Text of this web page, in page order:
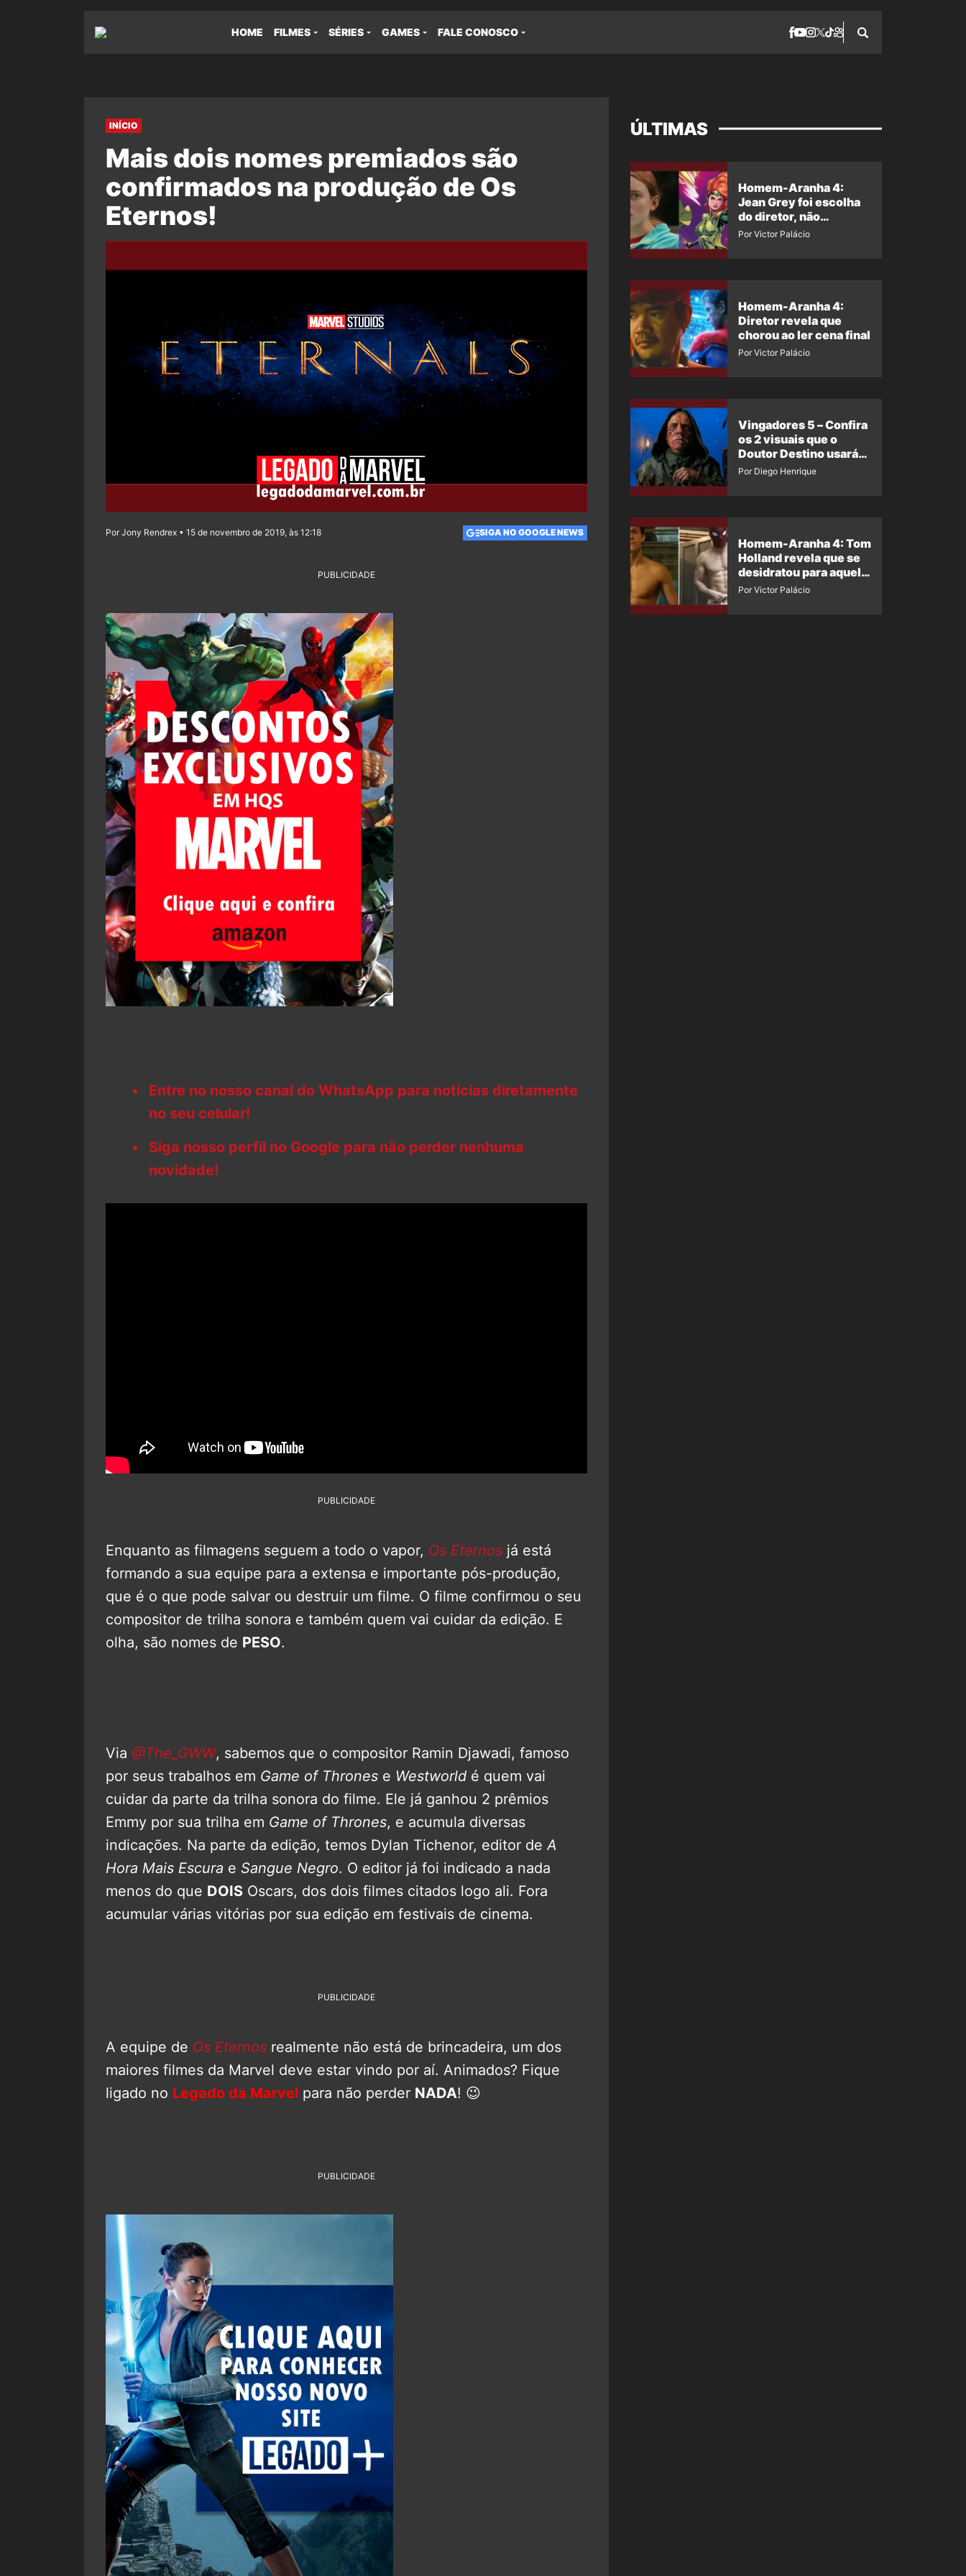
HOME FILMES SÉRIES GAMES FALE CONOSCO
INÍCIO
Mais dois nomes premiados são
confirmados na produção de Os
Eternos!
Por Jony Rendrex • 15 de novembro de 2019, às 12:18 SIGA NO GOOGLE NEWS
PUBLICIDADE
Entre no nosso canal do WhatsApp para notícias diretamente
no seu celular!
Siga nosso perfil no Google para não perder nenhuma
novidade!
PUBLICIDADE
Enquanto as filmagens seguem a todo o vapor, Os Eternos já está
formando a sua equipe para a extensa e importante pós-produção,
que é o que pode salvar ou destruir um filme. O filme confirmou o seu
compositor de trilha sonora e também quem vai cuidar da edição. E
olha, são nomes de PESO.
Via @The_GWW, sabemos que o compositor Ramin Djawadi, famoso
por seus trabalhos em Game of Thrones e Westworld é quem vai
cuidar da parte da trilha sonora do filme. Ele já ganhou 2 prêmios
Emmy por sua trilha em Game of Thrones, e acumula diversas
indicações. Na parte da edição, temos Dylan Tichenor, editor deA
Hora Mais Escura e Sangue Negro. O editor já foi indicado a nada
menos do que DOIS Oscars, dos dois filmes citados logo ali. Fora
acumular várias vitórias por sua edição em festivais de cinema.
PUBLICIDADE
A equipe de Os Eternos realmente não está de brincadeira, um dos
maiores filmes da Marvel deve estar vindo por aí. Animados? Fique
ligado no Legado da Marvel para não perder NADA! 😉
PUBLICIDADE
ÚLTIMAS
Homem-Aranha 4:
Jean Grey foi escolha
do diretor, não
imposição da Marvel
Por Victor Palácio
Homem-Aranha 4:
Diretor revela que
chorou ao ler cena final
Por Victor Palácio
Vingadores 5 – Confira
os 2 visuais que o
Doutor Destino usará
no filme
Por Diego Henrique
Homem-Aranha 4: Tom
Holland revela que se
desidratou para aquela
cena
Por Victor Palácio